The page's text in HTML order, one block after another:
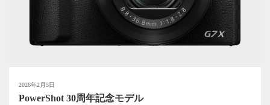
2026年2月5日
PowerShot 30周年記念モデル